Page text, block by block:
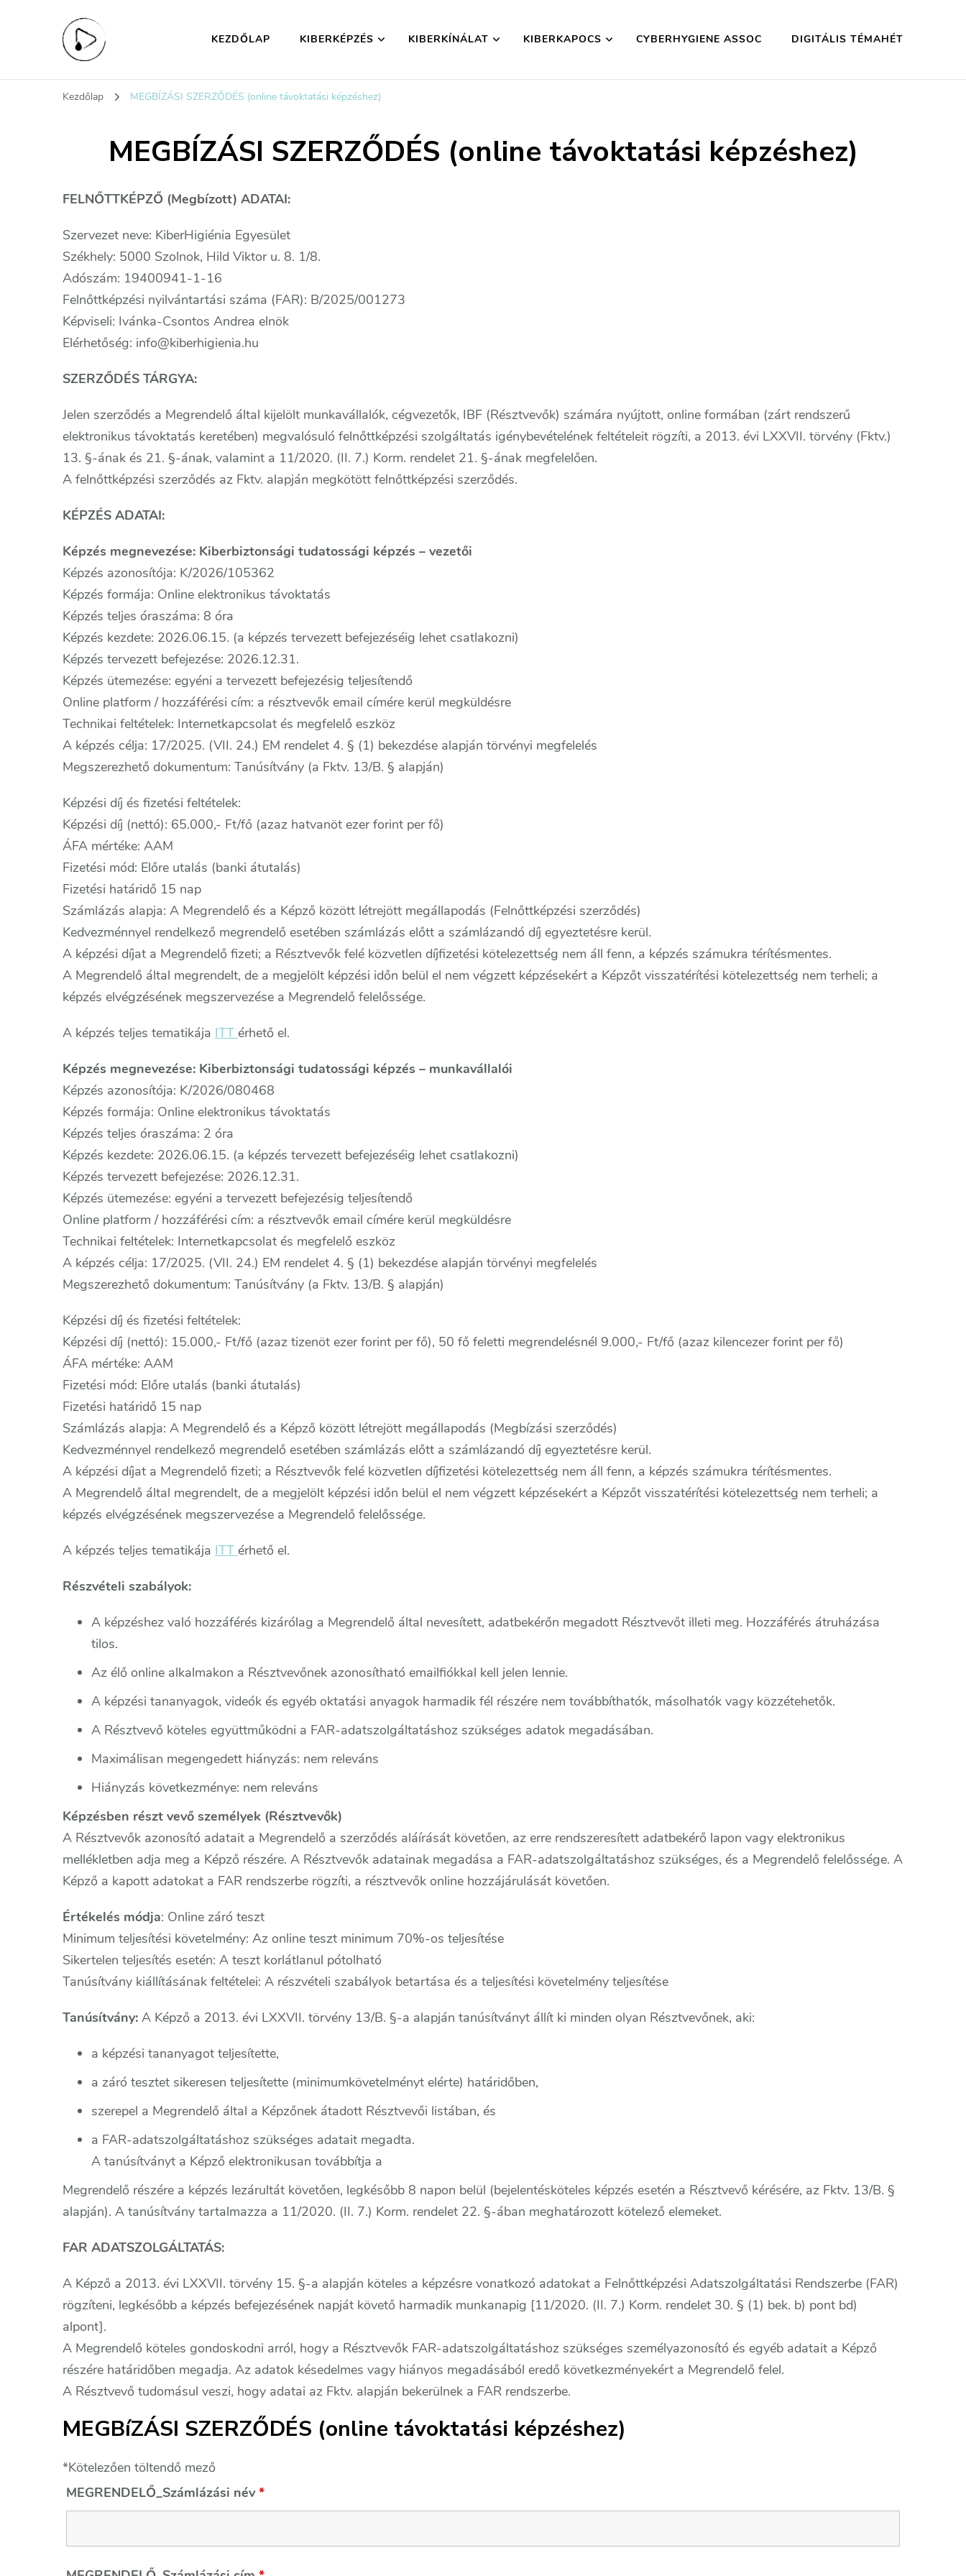
KiberHigiénia Egyesület
KEZDŐLAP KIBERKÉPZÉS KIBERKÍNÁLAT KIBERKAPOCS CYBERHYGIENE ASSOC DIGITÁLIS TÉMAHÉT
Kezdőlap MEGBÍZÁSI SZERZŐDÉS (online távoktatási képzéshez)
MEGBÍZÁSI SZERZŐDÉS (online távoktatási képzéshez)
FELNŐTTKÉPZŐ (Megbízott) ADATAI:
Szervezet neve: KiberHigiénia Egyesület
Székhely: 5000 Szolnok, Hild Viktor u. 8. 1/8.
Adószám: 19400941-1-16
Felnőttképzési nyilvántartási száma (FAR): B/2025/001273
Képviseli: Ivánka-Csontos Andrea elnök
Elérhetőség: info@kiberhigienia.hu
SZERZŐDÉS TÁRGYA:
Jelen szerződés a Megrendelő által kijelölt munkavállalók, cégvezetők, IBF (Résztvevők) számára nyújtott, online formában (zárt rendszerű
elektronikus távoktatás keretében) megvalósuló felnőttképzési szolgáltatás igénybevételének feltételeit rögzíti, a 2013. évi LXXVII. törvény (Fktv.)
13. §-ának és 21. §-ának, valamint a 11/2020. (II. 7.) Korm. rendelet 21. §-ának megfelelően.
A felnőttképzési szerződés az Fktv. alapján megkötött felnőttképzési szerződés.
KÉPZÉS ADATAI:
Képzés megnevezése: Kiberbiztonsági tudatossági képzés – vezetői
Képzés azonosítója: K/2026/105362
Képzés formája: Online elektronikus távoktatás
Képzés teljes óraszáma: 8 óra
Képzés kezdete: 2026.06.15. (a képzés tervezett befejezéséig lehet csatlakozni)
Képzés tervezett befejezése: 2026.12.31.
Képzés ütemezése: egyéni a tervezett befejezésig teljesítendő
Online platform / hozzáférési cím: a résztvevők email címére kerül megküldésre
Technikai feltételek: Internetkapcsolat és megfelelő eszköz
A képzés célja: 17/2025. (VII. 24.) EM rendelet 4. § (1) bekezdése alapján törvényi megfelelés
Megszerezhető dokumentum: Tanúsítvány (a Fktv. 13/B. § alapján)
Képzési díj és fizetési feltételek:
Képzési díj (nettó): 65.000,- Ft/fő (azaz hatvanöt ezer forint per fő)
ÁFA mértéke: AAM
Fizetési mód: Előre utalás (banki átutalás)
Fizetési határidő 15 nap
Számlázás alapja: A Megrendelő és a Képző között létrejött megállapodás (Felnőttképzési szerződés)
Kedvezménnyel rendelkező megrendelő esetében számlázás előtt a számlázandó díj egyeztetésre kerül.
A képzési díjat a Megrendelő fizeti; a Résztvevők felé közvetlen díjfizetési kötelezettség nem áll fenn, a képzés számukra térítésmentes.
A Megrendelő által megrendelt, de a megjelölt képzési időn belül el nem végzett képzésekért a Képzőt visszatérítési kötelezettség nem terheli; a
képzés elvégzésének megszervezése a Megrendelő felelőssége.
A képzés teljes tematikája ITT érhető el.
Képzés megnevezése: Kiberbiztonsági tudatossági képzés – munkavállalói
Képzés azonosítója: K/2026/080468
Képzés formája: Online elektronikus távoktatás
Képzés teljes óraszáma: 2 óra
Képzés kezdete: 2026.06.15. (a képzés tervezett befejezéséig lehet csatlakozni)
Képzés tervezett befejezése: 2026.12.31.
Képzés ütemezése: egyéni a tervezett befejezésig teljesítendő
Online platform / hozzáférési cím: a résztvevők email címére kerül megküldésre
Technikai feltételek: Internetkapcsolat és megfelelő eszköz
A képzés célja: 17/2025. (VII. 24.) EM rendelet 4. § (1) bekezdése alapján törvényi megfelelés
Megszerezhető dokumentum: Tanúsítvány (a Fktv. 13/B. § alapján)
Képzési díj és fizetési feltételek:
Képzési díj (nettó): 15.000,- Ft/fő (azaz tizenöt ezer forint per fő), 50 fő feletti megrendelésnél 9.000,- Ft/fő (azaz kilencezer forint per fő)
ÁFA mértéke: AAM
Fizetési mód: Előre utalás (banki átutalás)
Fizetési határidő 15 nap
Számlázás alapja: A Megrendelő és a Képző között létrejött megállapodás (Megbízási szerződés)
Kedvezménnyel rendelkező megrendelő esetében számlázás előtt a számlázandó díj egyeztetésre kerül.
A képzési díjat a Megrendelő fizeti; a Résztvevők felé közvetlen díjfizetési kötelezettség nem áll fenn, a képzés számukra térítésmentes.
A Megrendelő által megrendelt, de a megjelölt képzési időn belül el nem végzett képzésekért a Képzőt visszatérítési kötelezettség nem terheli; a
képzés elvégzésének megszervezése a Megrendelő felelőssége.
A képzés teljes tematikája ITT érhető el.
Részvételi szabályok:
A képzéshez való hozzáférés kizárólag a Megrendelő által nevesített, adatbekérőn megadott Résztvevőt illeti meg. Hozzáférés átruházása
tilos.
Az élő online alkalmakon a Résztvevőnek azonosítható emailfiókkal kell jelen lennie.
A képzési tananyagok, videók és egyéb oktatási anyagok harmadik fél részére nem továbbíthatók, másolhatók vagy közzétehetők.
A Résztvevő köteles együttműködni a FAR-adatszolgáltatáshoz szükséges adatok megadásában.
Maximálisan megengedett hiányzás: nem releváns
Hiányzás következménye: nem releváns
Képzésben részt vevő személyek (Résztvevők)
A Résztvevők azonosító adatait a Megrendelő a szerződés aláírását követően, az erre rendszeresített adatbekérő lapon vagy elektronikus
mellékletben adja meg a Képző részére. A Résztvevők adatainak megadása a FAR-adatszolgáltatáshoz szükséges, és a Megrendelő felelőssége. A
Képző a kapott adatokat a FAR rendszerbe rögzíti, a résztvevők online hozzájárulását követően.
Értékelés módja: Online záró teszt
Minimum teljesítési követelmény: Az online teszt minimum 70%-os teljesítése
Sikertelen teljesítés esetén: A teszt korlátlanul pótolható
Tanúsítvány kiállításának feltételei: A részvételi szabályok betartása és a teljesítési követelmény teljesítése
Tanúsítvány: A Képző a 2013. évi LXXVII. törvény 13/B. §-a alapján tanúsítványt állít ki minden olyan Résztvevőnek, aki:
a képzési tananyagot teljesítette,
a záró tesztet sikeresen teljesítette (minimumkövetelményt elérte) határidőben,
szerepel a Megrendelő által a Képzőnek átadott Résztvevői listában, és
a FAR-adatszolgáltatáshoz szükséges adatait megadta.
A tanúsítványt a Képző elektronikusan továbbítja a
Megrendelő részére a képzés lezárultát követően, legkésőbb 8 napon belül (bejelentésköteles képzés esetén a Résztvevő kérésére, az Fktv. 13/B. §
alapján). A tanúsítvány tartalmazza a 11/2020. (II. 7.) Korm. rendelet 22. §-ában meghatározott kötelező elemeket.
FAR ADATSZOLGÁLTATÁS:
A Képző a 2013. évi LXXVII. törvény 15. §-a alapján köteles a képzésre vonatkozó adatokat a Felnőttképzési Adatszolgáltatási Rendszerbe (FAR)
rögzíteni, legkésőbb a képzés befejezésének napját követő harmadik munkanapig [11/2020. (II. 7.) Korm. rendelet 30. § (1) bek. b) pont bd)
alpont].
A Megrendelő köteles gondoskodni arról, hogy a Résztvevők FAR-adatszolgáltatáshoz szükséges személyazonosító és egyéb adatait a Képző
részére határidőben megadja. Az adatok késedelmes vagy hiányos megadásából eredő következményekért a Megrendelő felel.
A Résztvevő tudomásul veszi, hogy adatai az Fktv. alapján bekerülnek a FAR rendszerbe.
MEGBíZÁSI SZERZŐDÉS (online távoktatási képzéshez)
*Kötelezően töltendő mező
MEGRENDELŐ_Számlázási név*